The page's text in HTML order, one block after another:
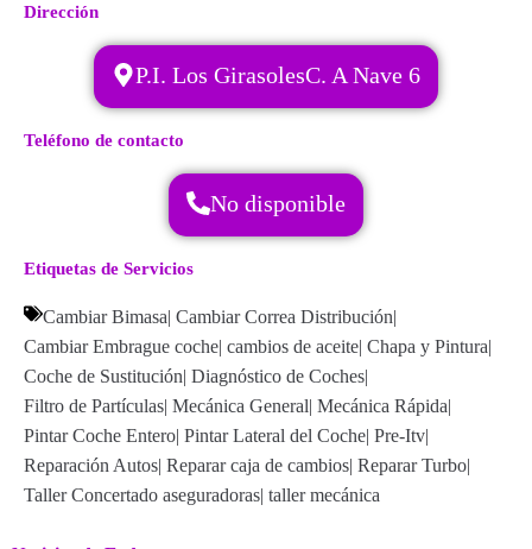
Dirección
P.I. Los GirasolesC. A Nave 6
Teléfono de contacto
No disponible
Etiquetas de Servicios
Cambiar Bimasa| Cambiar Correa Distribución|
Cambiar Embrague coche| cambios de aceite| Chapa y Pintura|
Coche de Sustitución| Diagnóstico de Coches|
Filtro de Partículas| Mecánica General| Mecánica Rápida|
Pintar Coche Entero| Pintar Lateral del Coche| Pre-Itv|
Reparación Autos| Reparar caja de cambios| Reparar Turbo|
Taller Concertado aseguradoras| taller mecánica